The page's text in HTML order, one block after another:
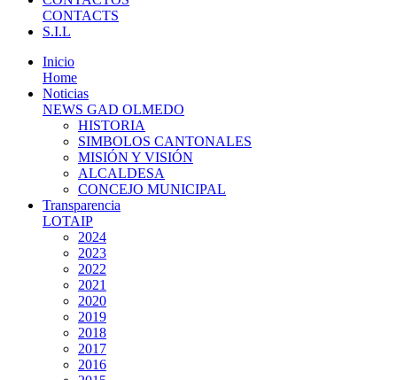
CONTACTS
S.I.L
Inicio
Home
Noticias
NEWS GAD OLMEDO
HISTORIA
SIMBOLOS CANTONALES
MISIÓN Y VISIÓN
ALCALDESA
CONCEJO MUNICIPAL
Transparencia
LOTAIP
2024
2023
2022
2021
2020
2019
2018
2017
2016